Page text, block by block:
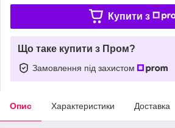
Купити з
Що таке купити з Пром?
Замовлення під захистом
Опис Характеристики Доставка